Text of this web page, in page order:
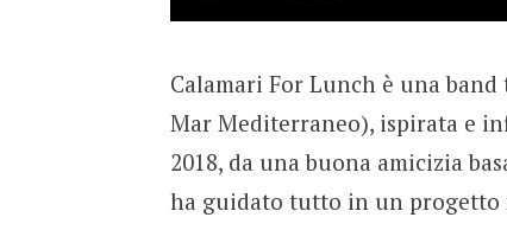
Calamari For Lunch è una
Mar Mediterraneo), ispirata e
2018, da una buona amicizia
ha guidato tutto in un progetto